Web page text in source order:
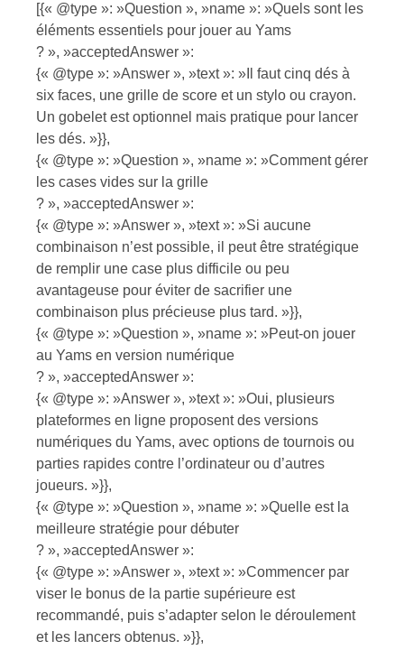
[{« @type »: »Question », »name »: »Quels sont les
éléments essentiels pour jouer au Yams
? », »acceptedAnswer »:
{« @type »: »Answer », »text »: »Il faut cinq dés à
six faces, une grille de score et un stylo ou crayon.
Un gobelet est optionnel mais pratique pour lancer
les dés. »}},
{« @type »: »Question », »name »: »Comment gérer
les cases vides sur la grille
? », »acceptedAnswer »:
{« @type »: »Answer », »text »: »Si aucune
combinaison n’est possible, il peut être stratégique
de remplir une case plus difficile ou peu
avantageuse pour éviter de sacrifier une
combinaison plus précieuse plus tard. »}},
{« @type »: »Question », »name »: »Peut-on jouer
au Yams en version numérique
? », »acceptedAnswer »:
{« @type »: »Answer », »text »: »Oui, plusieurs
plateformes en ligne proposent des versions
numériques du Yams, avec options de tournois ou
parties rapides contre l’ordinateur ou d’autres
joueurs. »}},
{« @type »: »Question », »name »: »Quelle est la
meilleure stratégie pour débuter
? », »acceptedAnswer »:
{« @type »: »Answer », »text »: »Commencer par
viser le bonus de la partie supérieure est
recommandé, puis s’adapter selon le déroulement
et les lancers obtenus. »}},